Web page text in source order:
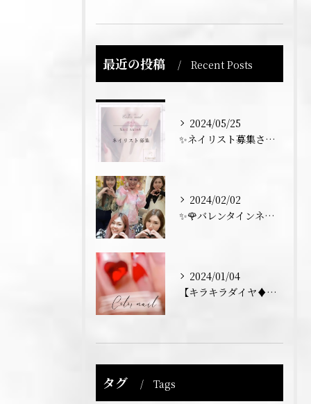
最近の投稿 Recent Posts
2024/05/25
✨ネイリスト募集させていただきます💅✨
2024/02/02
✨🌹バレンタインネイル トーク💅✨
2024/01/04
【キラキラダイヤ♦️フレンチネイル】
タグ Tags